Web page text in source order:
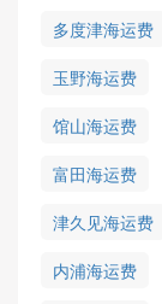
多度津海运费
玉野海运费
馆山海运费
富田海运费
津久见海运费
内浦海运费